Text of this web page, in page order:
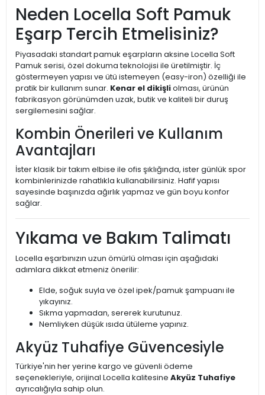
Neden Locella Soft Pamuk
Eşarp Tercih Etmelisiniz?
Piyasadaki standart pamuk eşarpların aksine Locella Soft
Pamuk serisi, özel dokuma teknolojisi ile üretilmiştir. İç
göstermeyen yapısı ve ütü istemeyen (easy-iron) özelliği ile
pratik bir kullanım sunar. Kenar el dikişliolması, ürünün
fabrikasyon görünümden uzak, butik ve kaliteli bir duruş
sergilemesini sağlar.
Kombin Önerileri ve Kullanım
Avantajları
İster klasik bir takım elbise ile ofis şıklığında, ister günlük spor
kombinlerinizde rahatlıkla kullanabilirsiniz. Hafif yapısı
sayesinde başınızda ağırlık yapmaz ve gün boyu konfor
sağlar.
Yıkama ve Bakım Talimatı
Locella eşarbınızın uzun ömürlü olması için aşağıdaki
adımlara dikkat etmeniz önerilir:
Elde, soğuk suyla ve özel ipek/pamuk şampuanı ile
yıkayınız.
Sıkma yapmadan, sererek kurutunuz.
Nemliyken düşük ısıda ütüleme yapınız.
Akyüz Tuhafiye Güvencesiyle
Türkiye'nin her yerine kargo ve güvenli ödeme
seçenekleriyle, orijinal Locella kalitesine Akyüz Tuhafiye
ayrıcalığıyla sahip olun.